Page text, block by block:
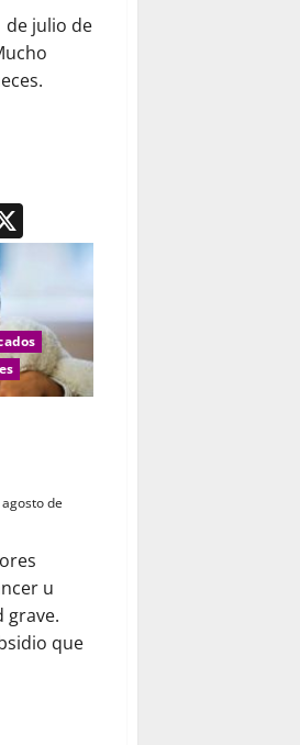
de julio de
de
u
grave.
que